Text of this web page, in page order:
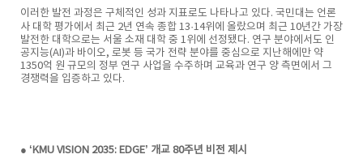
이러한 발전 과정은 구체적인 성과 지표로도 나타나고 있다. 국민대는 언론
사 대학 평가에서 최근 2년 연속 종합 13·14위에 올랐으며 최근 10년간 가장
발전한 대학으로는 서울 소재 대학 중 1위에 선정됐다. 연구 분야에서도 인
공지능(AI)과 바이오, 로봇 등 국가 전략 분야를 중심으로 지난해에만 약
1350억 원 규모의 정부 연구 사업을 수주하며 교육과 연구 양 측면에서 그
경쟁력을 입증하고 있다.
● ‘KMU VISION 2035: EDGE’ 개교 80주년 비전 제시